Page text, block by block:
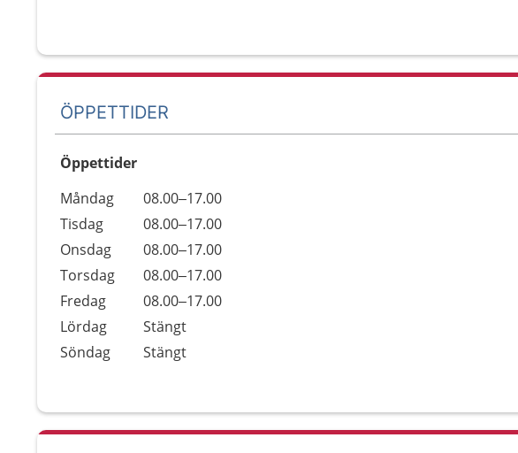
ÖPPETTIDER
Öppettider
Dag
Öppettider
Kommentarer
Måndag
08.00–17.00
Tisdag
08.00–17.00
Onsdag
08.00–17.00
Torsdag
08.00–17.00
Fredag
08.00–17.00
Lördag
Stängt
Söndag
Stängt